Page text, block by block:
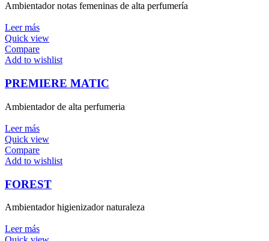
Ambientador notas femeninas de alta perfumería
Leer más
Quick view
Compare
Add to wishlist
PREMIERE MATIC
Ambientador de alta perfumeria
Leer más
Quick view
Compare
Add to wishlist
FOREST
Ambientador higienizador naturaleza
Leer más